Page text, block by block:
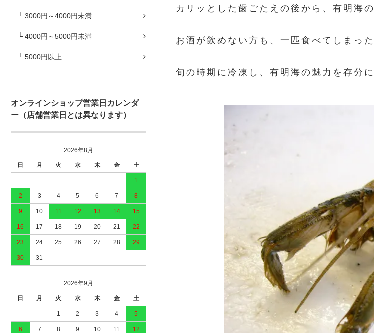
└ 3000円～4000円未満
└ 4000円～5000円未満
└ 5000円以上
オンラインショップ営業日カレンダ
ー（店舗営業日とは異なります）
2026年8月
日 月 火 水 木 金 土
1
2 3 4 5 6 7 8
9 10 11 12 13 14 15
16 17 18 19 20 21 22
23 24 25 26 27 28 29
30 31
2026年9月
日 月 火 水 木 金 土
1 2 3 4 5
6 7 8 9 10 11 12
カリッとした歯ごたえの後から、有明海
お酒が飲めない方も、一匹食べてしまっ
旬の時期に冷凍し、有明海の魅力を存分